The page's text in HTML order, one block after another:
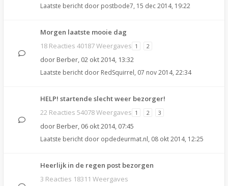
Laatste bericht door postbode7, 15 dec 2014, 19:22
Morgen laatste mooie dag
18 Reacties 40187 Weergaves 1 2
door Berber, 02 okt 2014, 13:32
Laatste bericht door RedSquirrel, 07 nov 2014, 22:34
HELP! startende slecht weer bezorger!
22 Reacties 54078 Weergaves 1 2 3
door Berber, 06 okt 2014, 07:45
Laatste bericht door opdedeurmat.nl, 08 okt 2014, 12:25
Heerlijk in de regen post bezorgen
3 Reacties 18311 Weergaves